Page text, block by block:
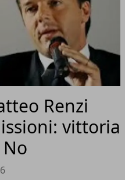
Renzi
vittoria